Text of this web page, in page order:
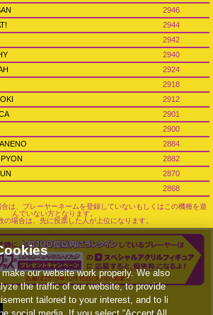
2946
2944
2942
2940
2924
2918
2912
2901
2900
2884
2882
2870
2868
は、プレーヤーネームを登録していないもしくはこの機種を遊
んでいない方となります。
の場合は、先に投票した人が上位になります。
our website work properly. We also
the traffic of our website, to provide
tailored to your interest, and to li